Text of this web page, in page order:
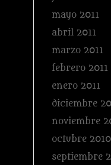
mayo 2011
abril 2011
marzo 2011
febrero 2011
enero 2011
diciembre
noviembre
octubre 2010
septiembre